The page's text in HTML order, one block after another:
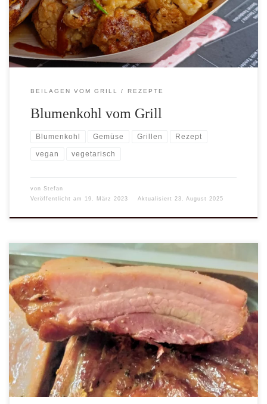
begeistern.
BEILAGEN VOM GRILL REZEPTE
Blumenkohl vom Grill
Blumenkohl Gemüse Grillen Rezept
vegan vegetarisch
von Stefan
Veröffentlicht am
19. März 2023 Aktualisiert 23. August 2025
Ab und zu werde ich gefragt, warum denn beim Grillen der Bacon
so gut schmeckt? Das ist ganz einfach: selber machen! Um den
Bacon herzustellen, benötigt Ihr keine besonderen Kenntnisse, es
brauch dazu nur Schweinebauch, Salz, Gewürze und etwas
Geduld. Mit den Gewürzen könnt Ihr auch experimentieren und
euren ganz eigenen Bacon-Flavor zu kreieren. Ersetzt zum Beispiel
in meinem Rezept […]